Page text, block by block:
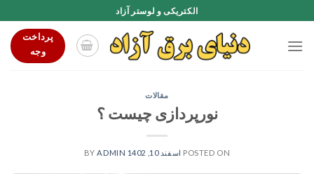
to
content
الکتریکی و لوستر آزاد
پرداخت
وجه
مقالات
نورپردازی چیست ؟
POSTED ON اسفند 10, 1402 ADMIN